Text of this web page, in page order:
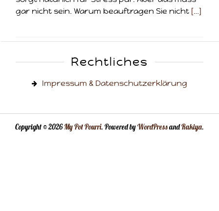
gar nicht sein. Warum beauftragen Sie nicht […]
Rechtliches
Impressum & Datenschutzerklärung
Copyright © 2026My Pot Pourri. Powered byWordPressandRakiya.